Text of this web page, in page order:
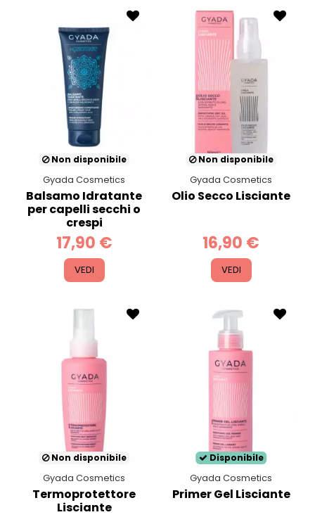
Non disponibile
Gyada Cosmetics
Balsamo Idratante
per capelli secchi o
crespi
17,90 €
VEDI
Non disponibile
Gyada Cosmetics
Olio Secco Lisciante
16,90 €
VEDI
Non disponibile
Gyada Cosmetics
Termoprotettore
Lisciante
Disponibile
Gyada Cosmetics
Primer Gel Lisciante